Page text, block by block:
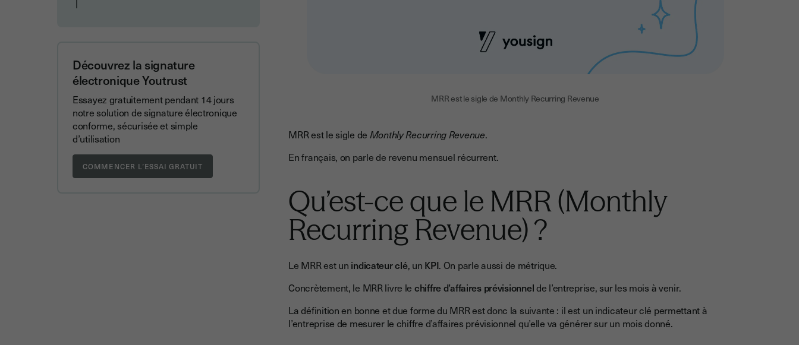
Découvrez la signature
électronique Youtrust
Essayez gratuitement pendant 14 jours
notre solution de signature électronique
conforme, sécurisée et simple
d’utilisation
MRR est le sigle de Monthly Recurring Revenue
MRR est le sigle de Monthly Recurring Revenue.
En français, on parle de revenu mensuel récurrent.
Qu’est-ce que le MRR (Monthly
Recurring Revenue) ?
Le MRR est un indicateur clé, un KPI. On parle aussi de métrique.
Concrètement, le MRR livre le chiffre d’affaires prévisionnelde l’entreprise, sur les mois à venir.
La définition en bonne et due forme du MRR est donc la suivante : il est un indicateur clé permettant à
l’entreprise de mesurer le chiffre d’affaires prévisionnel qu’elle va générer sur un mois donné.